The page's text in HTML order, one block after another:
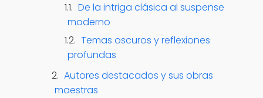
De la intriga clásica al suspense
moderno
Temas oscuros y reflexiones
profundas
Autores destacados y sus obras
maestras